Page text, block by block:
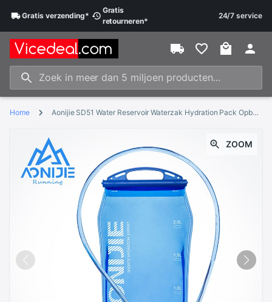
Gratisverzending*
Gratis
retourneren*
24/7 service
Home Aonijie SD51 Water Reservoir Waterzak Hydration Pack Opbergtas Bpa Gratis-1L 1.5L 2L 3L Running Hydratatie Vest rugzak
ZOOM